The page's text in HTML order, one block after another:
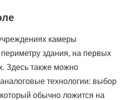
камеры
здания, на первых
Здесь также можно
технологии: выбор
обычно ложится на